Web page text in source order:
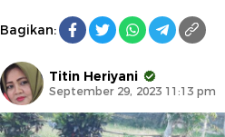
Bagikan:
Titin Heriyani
September 29, 2023 11:13 pm